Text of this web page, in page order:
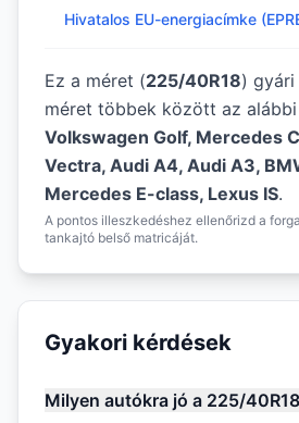
Hivatalos EU-energiacímke
Ez a méret (225/40R18)
méret többek között az
Volkswagen Golf, Mercedes
Vectra, Audi A4, Audi A3,
Mercedes E-class, Lexus IS.
A pontos illeszkedéshez ellenőrizd a
tankajtó belső matricáját.
Gyakori kérdések
Milyen autókra jó a 225/